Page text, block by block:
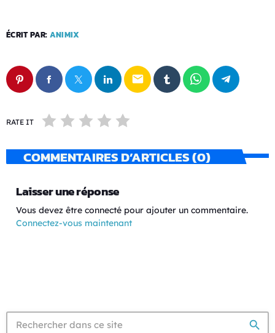
ÉCRIT PAR: ANIMIX
email
RATE IT
COMMENTAIRES D’ARTICLES (0)
Laisser une réponse
Vous devez être connecté pour ajouter un commentaire.
Connectez-vous maintenant
search